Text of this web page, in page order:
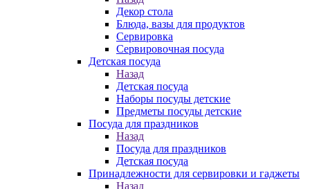
Декор стола
Блюда, вазы для продуктов
Сервировка
Сервировочная посуда
Детская посуда
Назад
Детская посуда
Наборы посуды детские
Предметы посуды детские
Посуда для праздников
Назад
Посуда для праздников
Детская посуда
Принадлежности для сервировки и гаджеты
Назад